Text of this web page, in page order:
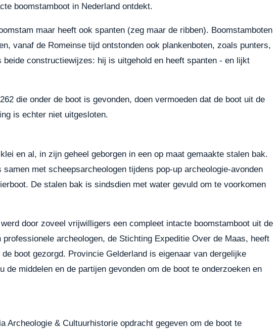
boomstamboot in Nederland ontdekt.
maar heeft ook spanten (zeg maar de ribben). Boomstamboten
vanaf de Romeinse tijd ontstonden ook plankenboten, zoals punters,
constructiewijzes: hij is uitgehold en heeft spanten - en lijkt
die onder de boot is gevonden, doen vermoeden dat de boot uit de
is echter niet uitgesloten.
en al, in zijn geheel geborgen in een op maat gemaakte stalen bak.
met scheepsarcheologen tijdens pop-up archeologie-avonden
De stalen bak is sindsdien met water gevuld om te voorkomen
door zoveel vrijwilligers een compleet intacte boomstamboot uit de
archeologen, de Stichting Expeditie Over de Maas, heeft
boot gezorgd. Provincie Gelderland is eigenaar van dergelijke
de middelen en de partijen gevonden om de boot te onderzoeken en
Archeologie & Cultuurhistorie opdracht gegeven om de boot te